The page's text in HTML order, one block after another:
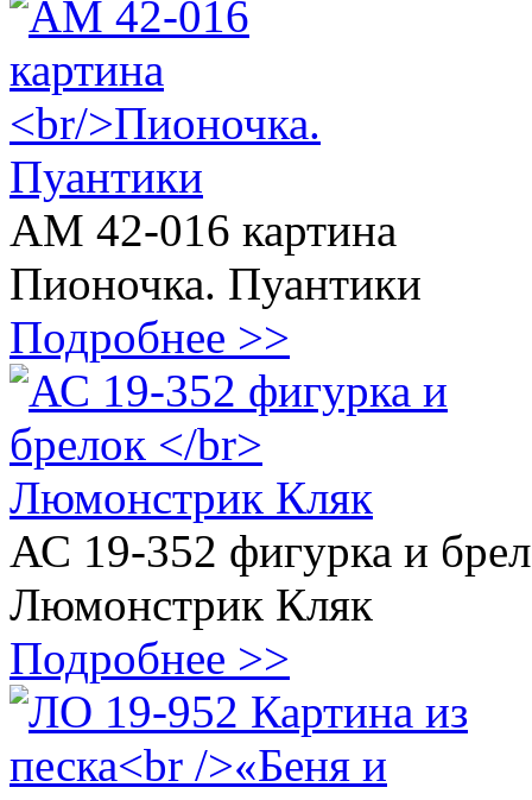
АМ 42-016 картина
Пионочка. Пуантики
Подробнее >>
АС 19-352 фигурка и
Люмонстрик Кляк
Подробнее >>